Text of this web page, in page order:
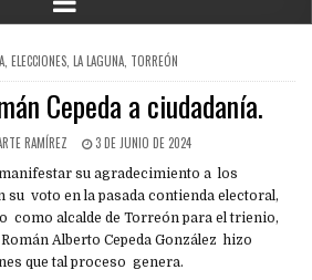
, ELECCIONES, LA LAGUNA, TORREÓN
Cepeda a ciudadanía.
RAMÍREZ 3 DE JUNIO DE 2024
su agradecimiento a los
su voto en la pasada contienda electoral,
como alcalde de Torreón para el trienio,
Alberto Cepeda González hizo
que tal proceso genera.